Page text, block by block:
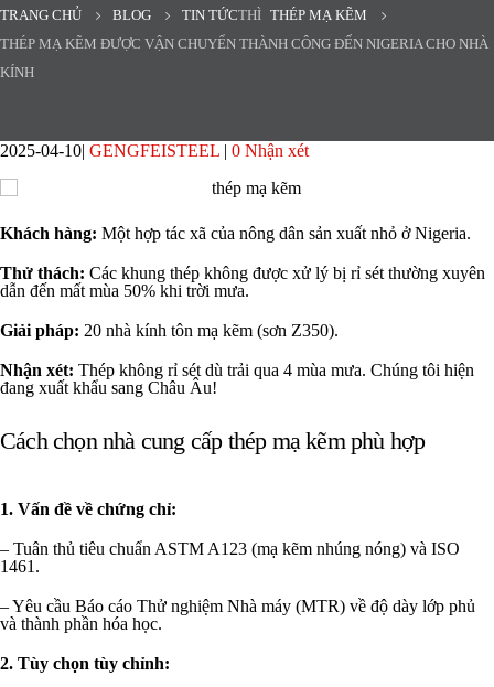
TRANG CHỦ BLOG TIN TỨCTHÌ THÉP MẠ KẼM
THÉP MẠ KẼM ĐƯỢC VẬN CHUYỂN THÀNH CÔNG ĐẾN NIGERIA CHO NHÀ
KÍNH
2025-04-10 GENGFEISTEEL 0 Nhận xét
Khách hàng: Một hợp tác xã của nông dân sản xuất nhỏ ở Nigeria.
Thử thách: Các khung thép không được xử lý bị rỉ sét thường xuyên
dẫn đến mất mùa 50% khi trời mưa.
Giải pháp: 20 nhà kính tôn mạ kẽm (sơn Z350).
Nhận xét: Thép không rỉ sét dù trải qua 4 mùa mưa. Chúng tôi hiện
đang xuất khẩu sang Châu Âu!
Cách chọn nhà cung cấp thép mạ kẽm phù hợp
1. Vấn đề về chứng chỉ:
– Tuân thủ tiêu chuẩn ASTM A123 (mạ kẽm nhúng nóng) và ISO
1461.
– Yêu cầu Báo cáo Thử nghiệm Nhà máy (MTR) về độ dày lớp phủ
và thành phần hóa học.
2. Tùy chọn tùy chỉnh: